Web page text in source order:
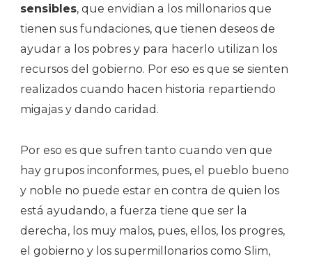
sensibles, que envidian a los millonarios que
tienen sus fundaciones, que tienen deseos de
ayudar a los pobres y para hacerlo utilizan los
recursos del gobierno. Por eso es que se sienten
realizados cuando hacen historia repartiendo
migajas y dando caridad.
Por eso es que sufren tanto cuando ven que
hay grupos inconformes, pues, el pueblo bueno
y noble no puede estar en contra de quien los
está ayudando, a fuerza tiene que ser la
derecha, los muy malos, pues, ellos, los progres,
el gobierno y los supermillonarios como Slim,